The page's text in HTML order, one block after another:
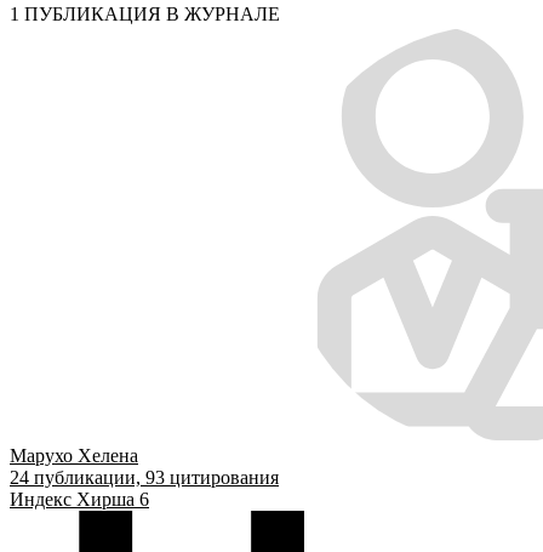
1 ПУБЛИКАЦИЯ В ЖУРНАЛЕ
Марухо Хелена
24 публикации, 93 цитирования
Индекс Хирша 6